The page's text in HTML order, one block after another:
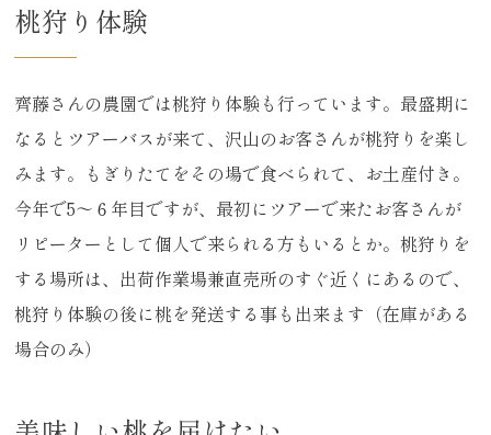
桃狩り体験
齊藤さんの農園では桃狩り体験も行っています。最盛期に
なるとツアーバスが来て、沢山のお客さんが桃狩りを楽し
みます。もぎりたてをその場で食べられて、お土産付き。
今年で5～６年目ですが、最初にツアーで来たお客さんが
リピーターとして個人で来られる方もいるとか。桃狩りを
する場所は、出荷作業場兼直売所のすぐ近くにあるので、
桃狩り体験の後に桃を発送する事も出来ます（在庫がある
場合のみ）